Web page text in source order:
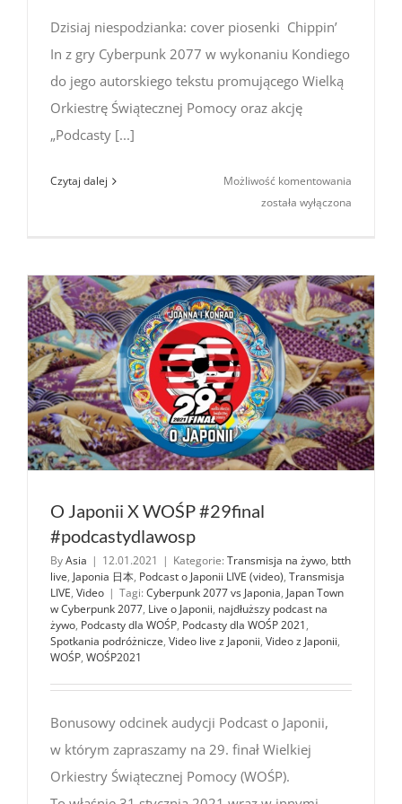
Dzisiaj niespodzianka: cover piosenki Chippin’
In z gry Cyberpunk 2077 w wykonaniu Kondiego
do jego autorskiego tekstu promującego Wielką
Orkiestrę Świątecznej Pomocy oraz akcję
„Podcasty [...]
Czytaj dalej Możliwość komentowania
Chippin’
In WOŚP
Cover)
została wyłączona
O Japonii X WOŚP #29final
#podcastydlawosp
ByAsia | 12.01.2021 | Kategorie: Transmisja na żywo, btth
live, Japonia 日本, Podcast o Japonii LIVE (video), Transmisja
LIVE, Video | Tagi: Cyberpunk 2077 vs Japonia, Japan Town
w Cyberpunk 2077, Live o Japonii, najdłuższy podcast na
żywo, Podcasty dla WOŚP, Podcasty dla WOŚP 2021,
Spotkania podróżnicze, Video live z Japonii, Video z Japonii,
WOŚP, WOŚP2021
Bonusowy odcinek audycji Podcast o Japonii,
w którym zapraszamy na 29. finał Wielkiej
Orkiestry Świątecznej Pomocy (WOŚP).